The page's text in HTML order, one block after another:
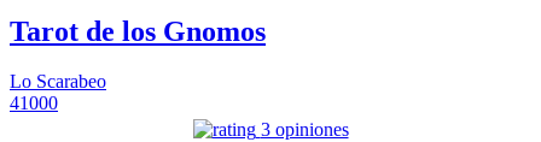
Tarot de los Gnomos
Lo Scarabeo
41000
3 opiniones